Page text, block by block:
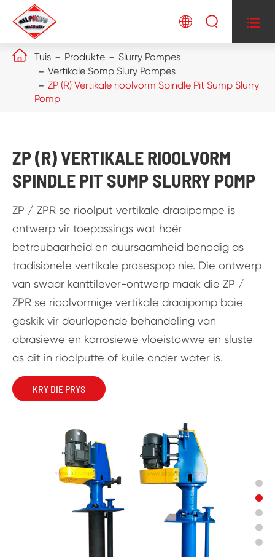
  
 Tuis Produkte
Slurry Pompes
Vertikale Somp Slury Pompes
ZP (R) Vertikale rioolvorm Spindle Pit Sump Slurry
Pomp
ZP (R) VERTIKALE RIOOLVORM
SPINDLE PIT SUMP SLURRY POMP
ZP / ZPR se rioolput vertikale draaipompe is
ontwerp vir toepassings wat hoër
betroubaarheid en duursaamheid benodig as
tradisionele vertikale prosespop nie. Die ontwerp
van swaar kanttilever-ontwerp maak die ZP /
ZPR se rioolvormige vertikale draaipomp baie
geskik vir deurlopende behandeling van
abrasiewe en korrosiewe vloeistowwe en sluste
as dit in rioolputte of kuile onder water is.
KRY DIE PRYS